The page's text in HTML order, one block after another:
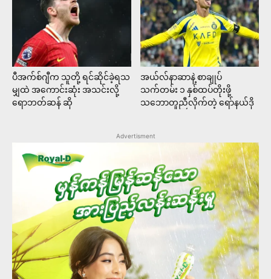
ပီအက်စ်ဂျီက သူတို့ ရင်ဆိုင်ခဲ့ရသ
မျှထဲ အကောင်းဆုံး အသင်းလို့
ရောဘတ်ဆန် ဆို
အယ်လ်နာဆာနဲ့ စာချုပ်
သက်တမ်း ၁ နှစ်ထပ်တိုးဖို့
သဘောတူညီလိုက်တဲ့ ရော်နယ်ဒို
Advertisment